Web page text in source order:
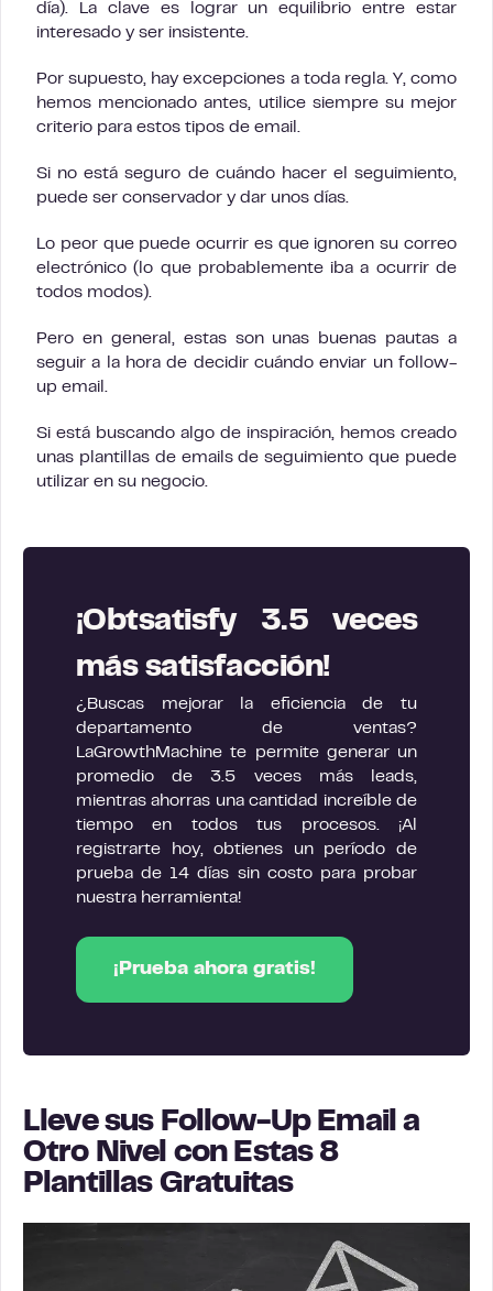
día). La clave es lograr un equilibrio entre estar
interesado y ser insistente.
Por supuesto, hay excepciones a toda regla. Y, como
hemos mencionado antes, utilice siempre su mejor
criterio para estos tipos de email.
Si no está seguro de cuándo hacer el seguimiento,
puede ser conservador y dar unos días.
Lo peor que puede ocurrir es que ignoren su correo
electrónico (lo que probablemente iba a ocurrir de
todos modos).
Pero en general, estas son unas buenas pautas a
seguir a la hora de decidir cuándo enviar un follow-
up email.
Si está buscando algo de inspiración, hemos creado
unas plantillas de emails de seguimiento que puede
utilizar en su negocio.
¡Obtsatisfy 3.5 veces
más satisfacción!
¿Buscas mejorar la eficiencia de tu
departamento de ventas?
LaGrowthMachine te permite generar un
promedio de 3.5 veces más leads,
mientras ahorras una cantidad increíble de
tiempo en todos tus procesos. ¡Al
registrarte hoy, obtienes un período de
prueba de 14 días sin costo para probar
nuestra herramienta!
¡Prueba ahora gratis!
Lleve sus Follow-Up Email a
Otro Nivel con Estas 8
Plantillas Gratuitas